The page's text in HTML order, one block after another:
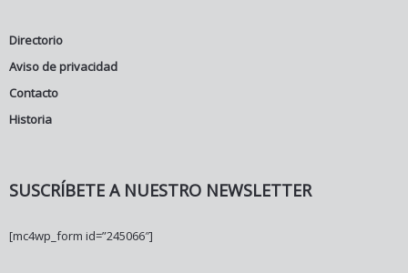
Directorio
Aviso de privacidad
Contacto
Historia
SUSCRÍBETE A NUESTRO NEWSLETTER
[mc4wp_form id=”245066″]